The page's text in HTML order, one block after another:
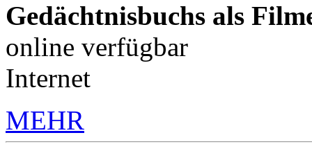
Gedächtnisbuchs als
online verfügbar
Internet
MEHR